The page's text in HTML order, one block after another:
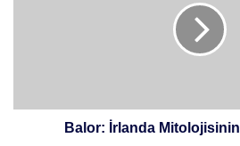
Balor: İrlanda